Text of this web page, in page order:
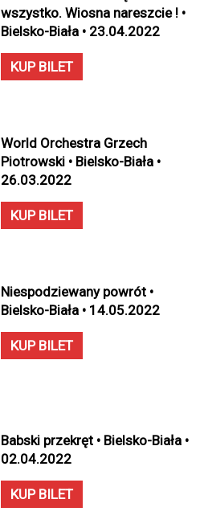
wszystko. Wiosna nareszcie ! •
Bielsko-Biała • 23.04.2022
KUP BILET
World Orchestra Grzech
Piotrowski • Bielsko-Biała •
26.03.2022
KUP BILET
Niespodziewany powrót •
Bielsko-Biała • 14.05.2022
KUP BILET
Babski przekręt • Bielsko-Biała •
02.04.2022
KUP BILET